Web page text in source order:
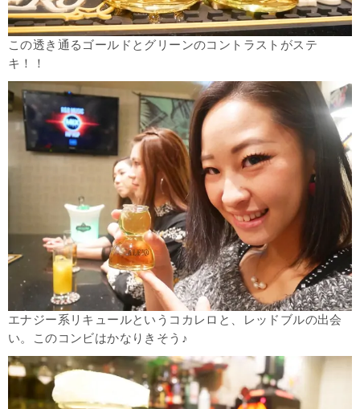
この透き通るゴールドとグリーンのコントラストがステ
キ！！
エナジー系リキュールというコカレロと、レッドブルの出会
い。このコンビはかなりきそう♪